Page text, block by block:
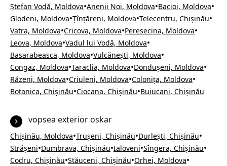
Ștefan Vodă, Moldova•Anenii Noi, Moldova•Bacioi, Moldova•
Glodeni, Moldova•Țînțăreni, Moldova•Telecentru, Chișinău•
Vatra, Moldova•Cricova, Moldova•Peresecina, Moldova•
Leova, Moldova•Vadul lui Vodă, Moldova•
Basarabeasca, Moldova•Vulcănești, Moldova•
Congaz, Moldova•Taraclia, Moldova•Dondușeni, Moldova•
Răzeni, Moldova•Criuleni, Moldova•Colonița, Moldova•
Botanica, Chișinău•Ciocana, Chișinău•Buiucani, Chișinău
vopsea exterior oskar
Chișinău, Moldova•Trușeni, Chișinău•Durlești, Chișinău•
Strășeni•Dumbrava, Chișinău•Ialoveni•Sîngera, Chișinău•
Codru, Chișinău•Stăuceni, Chișinău•Orhei, Moldova•